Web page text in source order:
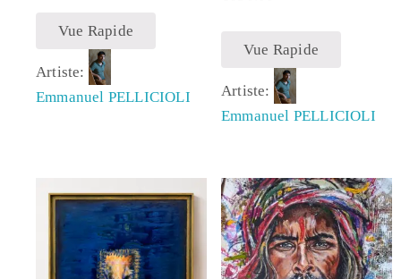
Vue Rapide
Artiste:
Emmanuel PELLICIOLI
Vue Rapide
Artiste:
Emmanuel PELLICIOLI